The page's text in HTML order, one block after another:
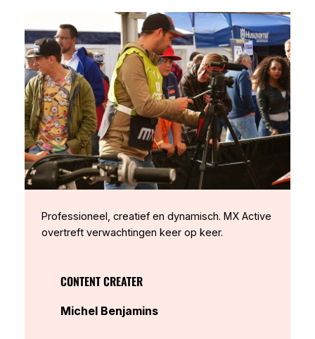
Professioneel, creatief en dynamisch. MX Active
overtreft verwachtingen keer op keer.
CONTENT CREATER
Michel Benjamins